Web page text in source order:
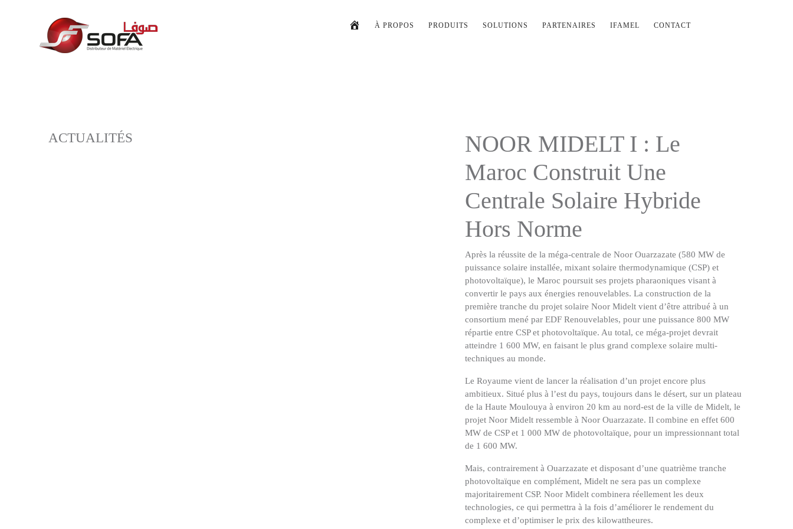
À PROPOS PRODUITS SOLUTIONS PARTENAIRES IFAMEL CONTACT
ACTUALITÉS
NOOR MIDELT I : Le
Maroc Construit Une
Centrale Solaire Hybride
Hors Norme
Après la réussite de la méga-centrale de Noor Ouarzazate (580 MW de
puissance solaire installée, mixant solaire thermodynamique (CSP) et
photovoltaïque), le Maroc poursuit ses projets pharaoniques visant à
convertir le pays aux énergies renouvelables. La construction de la
première tranche du projet solaire Noor Midelt vient d’être attribué à un
consortium mené par EDF Renouvelables, pour une puissance 800 MW
répartie entre CSP et photovoltaïque. Au total, ce méga-projet devrait
atteindre 1 600 MW, en faisant le plus grand complexe solaire multi-
techniques au monde.
Le Royaume vient de lancer la réalisation d’un projet encore plus
ambitieux. Situé plus à l’est du pays, toujours dans le désert, sur un plateau
de la Haute Moulouya à environ 20 km au nord-est de la ville de Midelt, le
projet Noor Midelt ressemble à Noor Ouarzazate. Il combine en effet 600
MW de CSP et 1 000 MW de photovoltaïque, pour un impressionnant total
de 1 600 MW.
Mais, contrairement à Ouarzazate et disposant d’une quatrième tranche
photovoltaïque en complément, Midelt ne sera pas un complexe
majoritairement CSP. Noor Midelt combinera réellement les deux
technologies, ce qui permettra à la fois d’améliorer le rendement du
complexe et d’optimiser le prix des kilowattheures.